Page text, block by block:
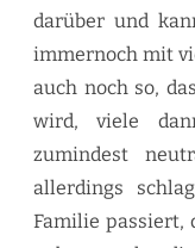
darüber und
immernoch mit
auch noch so,
wird, viele
zumindest
allerdings
Familie passiert,